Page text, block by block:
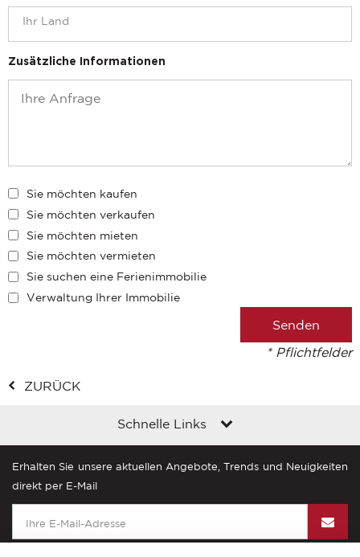
Zusätzliche Informationen
Sie möchten kaufen
Sie möchten verkaufen
Sie möchten mieten
Sie möchten vermieten
Sie suchen eine Ferienimmobilie
Verwaltung Ihrer Immobilie
* Pflichtfelder
ZURÜCK
Schnelle Links
Erhalten Sie unsere aktuellen Angebote, Trends und Neuigkeiten
direkt per E-Mail